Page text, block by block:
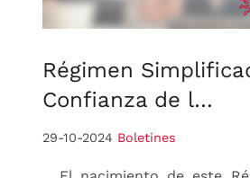
Régimen
Confianza de l…
29-10-2024 Boletines